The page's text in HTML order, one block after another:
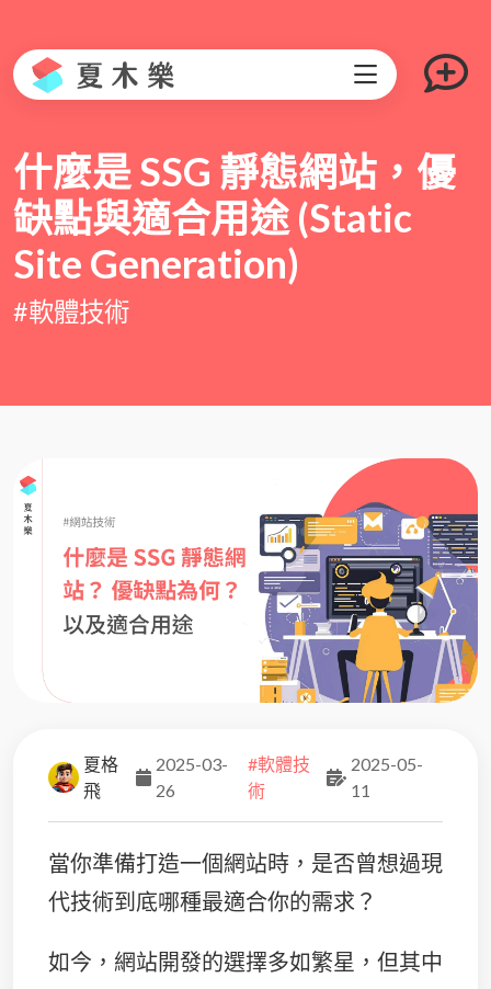
什麼是 SSG 靜態網站，優
缺點與適合用途 (Static
Site Generation)
#軟體技術
夏格
飛
2025-03-
26
#軟體技
術
2025-05-
11
當你準備打造一個網站時，是否曾想過現
代技術到底哪種最適合你的需求？
如今，網站開發的選擇多如繁星，但其中